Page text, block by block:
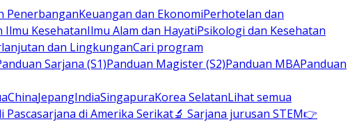
PenerbanganKeuangan dan EkonomiPerhotelan dan
Ilmu KesehatanIlmu Alam dan HayatiPsikologi dan Kesehatan
dan LingkunganCari program
Sarjana (S1)Panduan Magister (S2)Panduan MBAPanduan
ChinaJepangIndiaSingapuraKorea SelatanLihat semua
Pascasarjana di Amerika Serikat🔬 Sarjana jurusan STEM👉